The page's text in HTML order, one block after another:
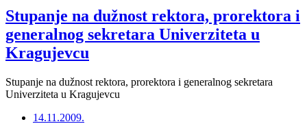
Stupanje na dužnost rektora, prorektora i
generalnog sekretara Univerziteta u
Kragujevcu
Stupanje na dužnost rektora, prorektora i generalnog sekretara
Univerziteta u Kragujevcu
14.11.2009.